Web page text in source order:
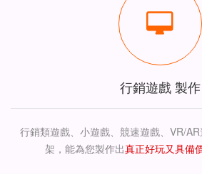
行銷遊戲 製作
行銷類遊戲、小遊戲、競速遊戲、VR/
架，能為您製作出真正好玩又具備